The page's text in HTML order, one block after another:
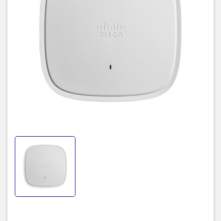
Kiến trúc mạng kỹ thuật số của Cisco (Cisco DNA), là các sản
phẩm cấp doanh nghiệp giúp tận dụng tốt hơn tất cả các tính
năng và lợi ích mà Wi-Fi 6 cung cấp. Các bản phát hành IOS XE
giúp người dùng có thể triển khai các bộ điều khiển controller
9800 series qua các thiết bị switch catalyst 9000 series, từ đó dễ
dàng thêm các access point 9105 vào hệ thống mạng.
Cisco Catalyst C9105AXI-S cung cấp các công nghệ hàng đầu
như MU-MIMO, OFDMA, cung cấp khả năng bảo mật tích hợp, khả
năng phục hồi và tính linh hoạt trong các chế độ hoạt động. Sản
phẩm cũng có thể cài đặt dễ dàng thành các điểm truy cập từ xa
II. Thông số kỹ thuật của
thiết bị WiFi Cisco Access
Point C9105AXI-S